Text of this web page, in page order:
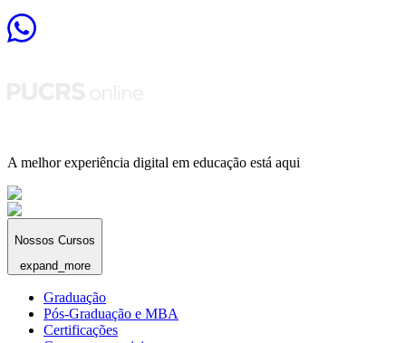
A melhor experiência digital em educação está aqui
Nossos Cursos
expand_more
Graduação
Pós-Graduação e MBA
Certificações